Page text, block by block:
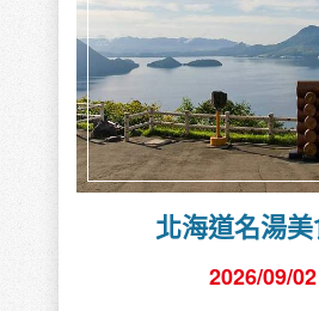
北海道名湯
2026/09/02